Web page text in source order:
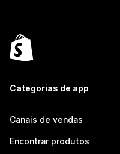
Categorias de app
Canais de vendas
Encontrar produtos